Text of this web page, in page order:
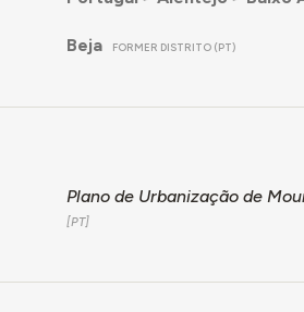
Beja FORMER DISTRITO (PT)
Plano de Urbanização de